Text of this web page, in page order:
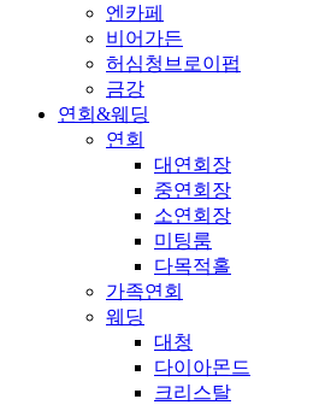
엔카페
비어가든
허심청브로이펍
금강
연회&웨딩
연회
대연회장
중연회장
소연회장
미팅룸
다목적홀
가족연회
웨딩
대청
다이아몬드
크리스탈